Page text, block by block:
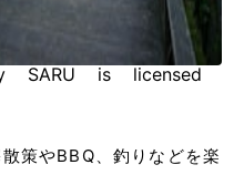
SARU is licensed
策やBBQ、釣りなどを楽